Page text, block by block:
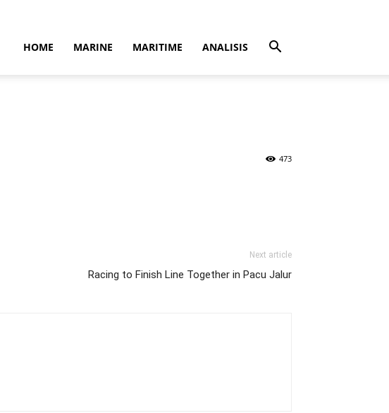
HOME MARINE MARITIME ANALISIS
473
Next article
Racing to Finish Line Together in Pacu Jalur